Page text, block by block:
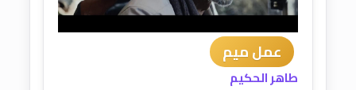
عمل ميم
طاهر الحكيم